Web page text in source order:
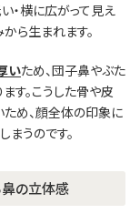
・横に広がって見え
ら生まれます。
いため、団子鼻やぶた
す。こうした骨や皮
め、顔全体の印象に
まうのです。
の立体感